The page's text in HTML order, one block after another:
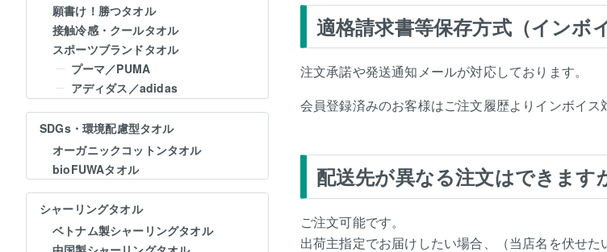
願書け！勝つタオル
接触冷感・クールタオル
スポーツブランドタオル
プーマ／PUMA
アディダス／adidas
SDGs・環境配慮型タオル
オーガニックコットンタオル
bioFUWAタオル
シャーリングタオル
ベトナム製シャーリングタオル
適格請求書等保存方式（インボ
注文承諾や発送通知メールが対応しております。
会員登録済みのお客様はご注文履歴よりインボイ
配送先が異なる注文はできます
ご注文可能です。
出荷主指定でお届けしたい場合、（当店名を伏せた